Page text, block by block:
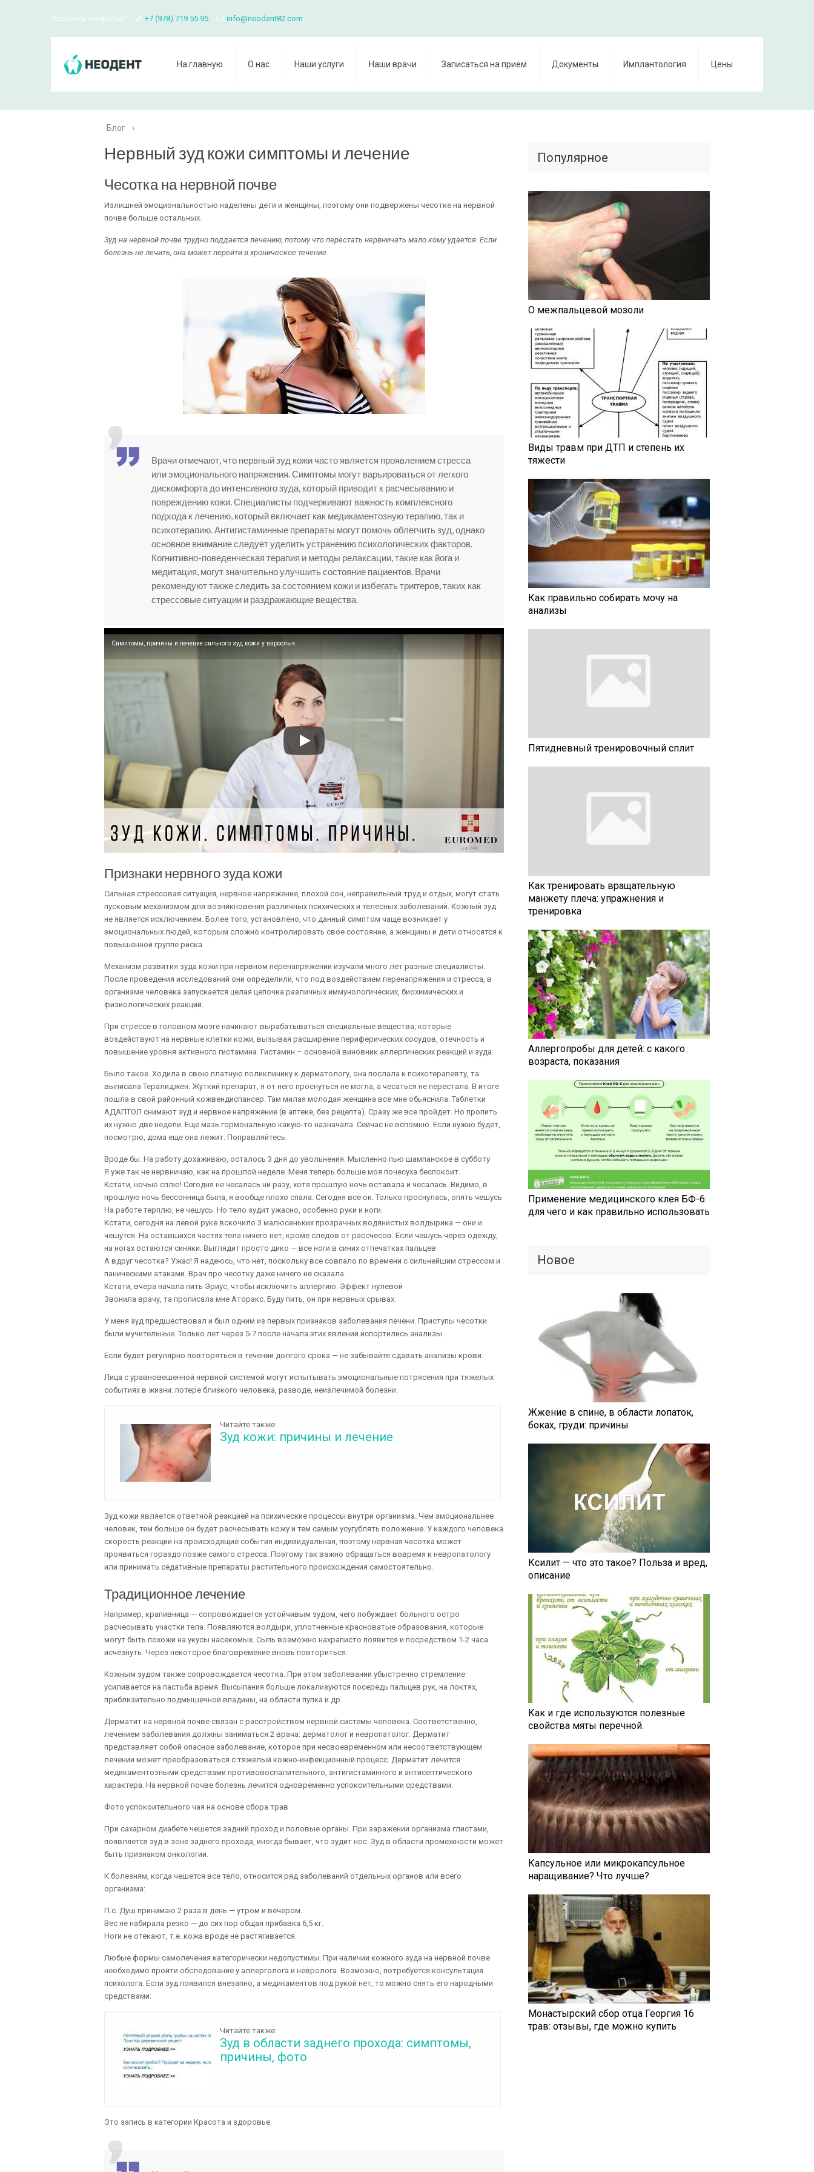
Остались вопросы? +7 (978) 719 55 95 info@neodent82.com
На главную О нас Наши услуги Наши врачи Записаться на прием Документы Имплантология Цены
Блог ›
Нервный зуд кожи симптомы и лечение
Чесотка на нервной почве
Излишней эмоциональностью наделены дети и женщины, поэтому они подвержены чесотке на нервной
почве больше остальных.
Зуд на нервной почве трудно поддается лечению, потому что перестать нервничать мало кому удается. Если
болезнь не лечить, она может перейти в хроническое течение.
Врачи отмечают, что нервный зуд кожи часто является проявлением стресса
или эмоционального напряжения. Симптомы могут варьироваться от легкого
дискомфорта до интенсивного зуда, который приводит к расчесыванию и
повреждению кожи. Специалисты подчеркивают важность комплексного
подхода к лечению, который включает как медикаментозную терапию, так и
психотерапию. Антигистаминные препараты могут помочь облегчить зуд, однако
основное внимание следует уделить устранению психологических факторов.
Когнитивно-поведенческая терапия и методы релаксации, такие как йога и
медитация, могут значительно улучшить состояние пациентов. Врачи
рекомендуют также следить за состоянием кожи и избегать триггеров, таких как
стрессовые ситуации и раздражающие вещества.
Симптомы, причины и лечение сильного зуд кожи у взрослых.
Признаки нервного зуда кожи
Сильная стрессовая ситуация, нервное напряжение, плохой сон, неправильный труд и отдых, могут стать
пусковым механизмом для возникновения различных психических и телесных заболеваний. Кожный зуд
не является исключением. Более того, установлено, что данный симптом чаще возникает у
эмоциональных людей, которым сложно контролировать свое состояние, а женщины и дети относятся к
повышенной группе риска.
Механизм развития зуда кожи при нервном перенапряжении изучали много лет разные специалисты.
После проведения исследований они определили, что под воздействием перенапряжения и стресса, в
организме человека запускается целая цепочка различных иммунологических, биохимических и
физиологических реакций.
При стрессе в головном мозге начинают вырабатываться специальные вещества, которые
воздействуют на нервные клетки кожи, вызывая расширение периферических сосудов, отечность и
повышение уровня активного гистамина. Гистамин – основной виновник аллергических реакций и зуда.
Было такое. Ходила в свою платную поликлинику к дерматологу, она послала к психотерапевту, та
выписала Тералиджен. Жуткий препарат, я от него проснуться не могла, а чесаться не перестала. В итоге
пошла в свой районный кожвендиспансер. Там милая молодая женщина все мне обьяснила. Таблетки
АДАПТОЛ снимают зуд и нервное напряжение (в аптеке, без рецепта). Сразу же все пройдет. Но пропить
их нужно две недели. Еще мазь гормональную какую-то назначала. Сейчас не вспомню. Если нужно будет,
посмотрю, дома еще она лежит. Поправляйтесь.
Вроде бы. На работу дохаживаю, осталось 3 дня до увольнения. Мысленно пью шампанское в субботу
Я уже так не нервничаю, как на прошлой неделе. Меня теперь больше моя почесуха беспокоит.
Кстати, ночью сплю! Сегодня не чесалась ни разу, хотя прошлую ночь вставала и чесалась. Видимо, в
прошлую ночь бессонница была, я вообще плохо спала. Сегодня все ок. Только проснулась, опять чешусь
На работе терплю, не чешусь. Но тело зудит ужасно, особенно руки и ноги.
Кстати, сегодня на левой руке вскочило 3 малюсеньких прозрачных водянистых волдырика — они и
чешутся. На оставшихся частях тела ничего нет, кроме следов от рассчесов. Если чешусь через одежду,
на ногах остаются синяки. Выглядит просто дико — все ноги в синих отпечатках пальцев
А вдруг чесотка? Ужас! Я надеюсь, что нет, поскольку все совпало по времени с сильнейшим стрессом и
паническими атаками. Врач про чесотку даже ничего не сказала.
Кстати, вчера начала пить Эриус, чтобы исключить аллергию. Эффект нулевой
Звонила врачу, та прописала мне Аторакс. Буду пить, он при нервных срывах.
У меня зуд предшествовал и был одним из первых признаков заболевания печени. Приступы чесотки
были мучительные. Только лет через 5-7 после начала этих явлений испортились анализы.
Если будет регулярно повторяться в течении долгого срока — не забывайте сдавать анализы крови.
Лица с уравновешенной нервной системой могут испытывать эмоциональные потрясения при тяжелых
событиях в жизни: потере близкого человека, разводе, неизлечимой болезни.
Читайте также:
Зуд кожи: причины и лечение
Зуд кожи является ответной реакцией на психические процессы внутри организма. Чем эмоциональнее
человек, тем больше он будет расчесывать кожу и тем самым усугублять положение. У каждого человека
скорость реакции на происходящие события индивидуальная, поэтому нервная чесотка может
проявиться гораздо позже самого стресса. Поэтому так важно обращаться вовремя к невропатологу
или принимать седативные препараты растительного происхождения самостоятельно.
Традиционное лечение
Например, крапивница — сопровождается устойчивым зудом, чего побуждает больного остро
расчесывать участки тела. Появляются волдыри, уплотненные красноватые образования, которые
могут быть похожи на укусы насекомых. Сыпь возможно нахраписто появится и посредством 1-2 часа
исчезнуть. Через некоторое благовремение вновь повториться.
Кожным зудом также сопровождается чесотка. При этом заболевании убыстренно стремление
усиливается на пастьба время. Высыпания больше локализуются посередь пальцев рук, на локтях,
приблизительно подмышечной впадины, на области пупка и др.
Дерматит на нервной почве связан с расстройством нервной системы человека. Соответственно,
лечением заболевания должны заниматься 2 врача: дерматолог и невропатолог. Дерматит
представляет собой опасное заболевание, которое при несвоевременном или несоответствующем
лечении может преобразоваться с тяжелый кожно-инфекционный процесс. Дерматит лечится
медикаментозными средствами противовоспалительного, антигистаминного и антисептического
характера. На нервной почве болезнь лечится одновременно успокоительными средствами.
Фото успокоительного чая на основе сбора трав
При сахарном диабете чешется задний проход и половые органы. При заражении организма глистами,
появляется зуд в зоне заднего прохода, иногда бывает, что зудит нос. Зуд в области промежности может
быть признаком онкологии.
К болезням, когда чешется все тело, относится ряд заболеваний отдельных органов или всего
организма:
П.с. Душ принимаю 2 раза в день — утром и вечером.
Вес не набирала резко — до сих пор общая прибавка 6,5 кг.
Ноги не отекают, т.е. кожа вроде не растягивается.
Любые формы самолечения категорически недопустимы. При наличии кожного зуда на нервной почве
необходимо пройти обследование у аллерголога и невролога. Возможно, потребуется консультация
психолога. Если зуд появился внезапно, а медикаментов под рукой нет, то можно снять его народными
средствами:
Читайте также:
Зуд в области заднего прохода: симптомы,
причины, фото
Это запись в категории Красота и здоровье
Популярное
О межпальцевой мозоли
Виды травм при ДТП и степень их
тяжести
Как правильно собирать мочу на
анализы
Пятидневный тренировочный сплит
Как тренировать вращательную
манжету плеча: упражнения и
тренировка
Аллергопробы для детей: с какого
возраста, показания
Применение медицинского клея БФ-6:
для чего и как правильно использовать
Новое
Жжение в спине, в области лопаток,
боках, груди: причины
Ксилит — что это такое? Польза и вред,
описание
Как и где используются полезные
свойства мяты перечной.
Капсульное или микрокапсульное
наращивание? Что лучше?
Монастырский сбор отца Георгия 16
трав: отзывы, где можно купить